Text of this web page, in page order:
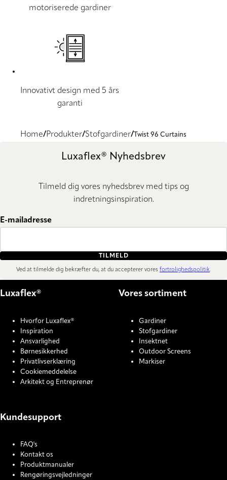
motoriserede gardiner
Innovativt design med 5 års
garanti
Home Produkter Stofgardiner Twist 96 Curtains
Luxaflex® Nyhedsbrev
Tilmeld dig vores nyhedsbrev med tips og
indretningsinspiration.
E-mailadresse
TILMELD
Ved at tilmelde dig bekræfter du, at du accepterer vores fortrolighedspolitik.
Luxaflex®
Hvorfor Luxaflex®
Inspiration
Ansvarlighed
Børnesikkerhed
Privatlivserklæring
Cookiemeddelelse
Arkitekt og Entreprenør
Vores sortiment
Gardiner
Stofgardiner
Insektnet
Outdoor Screens
Markiser
Kundesupport
FAQ's
Kontakt os
Produktmanualer
Rengøringsvejledninger